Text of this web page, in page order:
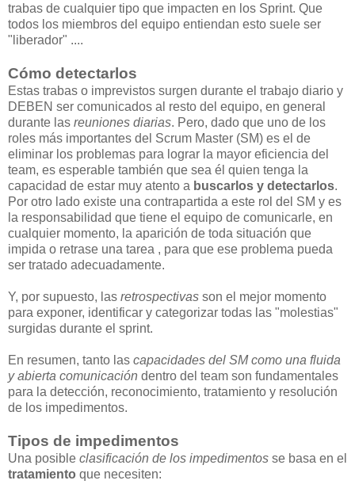
trabas de cualquier tipo que impacten en los Sprint. Que
todos los miembros del equipo entiendan esto suele ser
"liberador" ....
Cómo detectarlos
Estas trabas o imprevistos surgen durante el trabajo diario y
DEBEN ser comunicados al resto del equipo, en general
durante las reuniones diarias. Pero, dado que uno de los
roles más importantes del Scrum Master (SM) es el de
eliminar los problemas para lograr la mayor eficiencia del
team, es esperable también que sea él quien tenga la
capacidad de estar muy atento a buscarlos y detectarlos.
Por otro lado existe una contrapartida a este rol del SM y es
la responsabilidad que tiene el equipo de comunicarle, en
cualquier momento, la aparición de toda situación que
impida o retrase una tarea , para que ese problema pueda
ser tratado adecuadamente.
Y, por supuesto, las retrospectivas son el mejor momento
para exponer, identificar y categorizar todas las "molestias"
surgidas durante el sprint.
En resumen, tanto las capacidades del SM como una fluida
y abierta comunicación dentro del team son fundamentales
para la detección, reconocimiento, tratamiento y resolución
de los impedimentos.
Tipos de impedimentos
Una posible clasificación de los impedimentos se basa en el
tratamiento que necesiten: